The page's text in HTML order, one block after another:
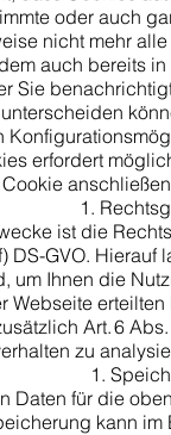
oder auch
nicht mehr
auch bereits
Sie
erfordert
ist die
DS-GVO.
um Ihnen die
Art. 6
zu
Daten für die
kann